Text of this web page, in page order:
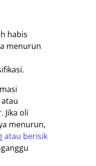
habis
menurun
Jika oli
menurun,
atau berisik